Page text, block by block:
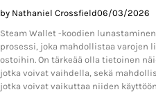
by Nathaniel Crossfield06/03/2026
Steam Wallet -koodien
prosessi, joka mahdollistaa
ostoihin. On tärkeää olla tietoinen
jotka voivat vaihdella, sekä
jotka voivat vaikuttaa niiden